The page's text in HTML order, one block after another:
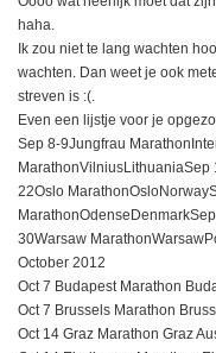
haha.
Ik zou niet te lang wachten
wachten. Dan weet je ook
streven is :(.
Even een lijstje voor je
Sep 8-9Jungfrau
22Oslo
30Warsaw
October 2012
Oct 7 Budapest Marathon
Oct 7 Brussels Marathon
Oct 14 Graz Marathon Graz